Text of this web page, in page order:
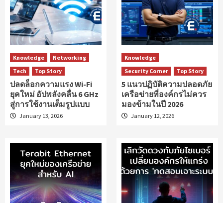
Knowledge
Networking
Tech
Top Story
ปลดล็อกความแรง Wi-Fi
ยุคใหม่ อัปพลังคลื่น 6 GHz
สู่การใช้งานเต็มรูปแบบ
January 13, 2026
Knowledge
Security Corner
Top Story
5 แนวปฏิบัติความปลอดภัย
เครือข่ายที่องค์กรไม่ควร
มองข้ามในปี 2026
January 12, 2026